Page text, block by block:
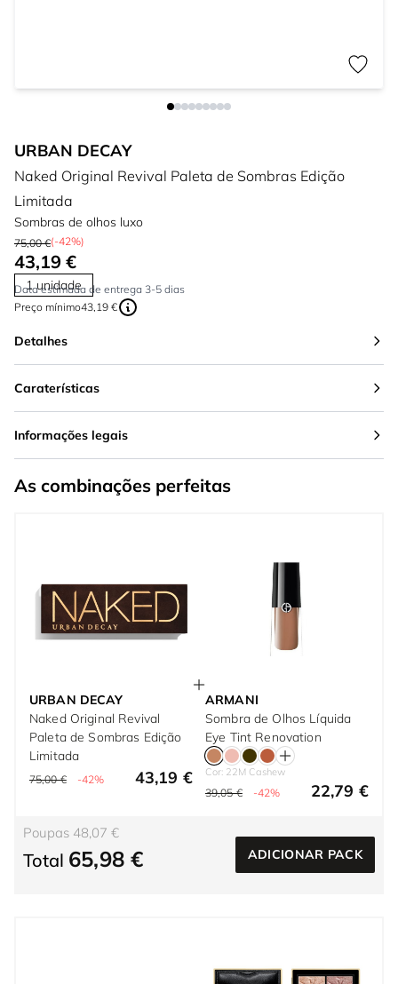
URBAN DECAY
Naked Original Revival Paleta de Sombras Edição
Limitada
Sombras de olhos luxo
75,00 €(-42%)
43,19 €
1 unidade
Data estimada de entrega 3-5 dias
Preço mínimo43,19 €
Detalhes
Caraterísticas
Informações legais
As combinações perfeitas
URBAN DECAY
Naked Original Revival
Paleta de Sombras Edição
Limitada
75,00 € -42% 43,19 €
ARMANI
Sombra de Olhos Líquida
Eye Tint Renovation
Cor: 22M Cashew
39,05 € -42% 22,79 €
Poupas 48,07 €
Total 65,98 € ADICIONAR PACK